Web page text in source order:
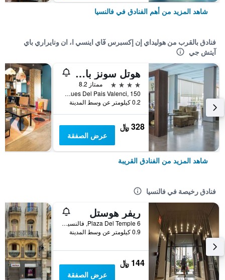
شاهد المزيد من أهم الفنادق في فالنسيا
فنادق بالقرب من هوليداي إن إكسبرس فٓاي اينسي ا، ان ونايراري باي
آيتش جي
هوتل سونز بالنثيا
4 نجوم
ممتاز 8.2
Avda Comarques Del Pais Valenci, 150, فالنسيا, منطقة بلنسية, أسبانيا
0.2 كيلومتر عن وسط المدينة
328 ﷼
عرض الصفقة
شاهد المزيد من الفنادق القريبة
فنادق رخيصة في فالنسيا
ريفر هوستل
Plaza Del Temple 6, فالنسيا, منطقة بلنسية, أسبانيا
0.9 كيلومتر عن وسط المدينة
144 ﷼
عرض الصفقة